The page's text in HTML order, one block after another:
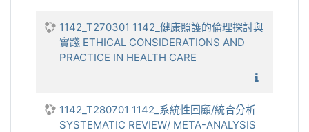
1142_T270301 1142_健康照護的倫理探討與
實踐 ETHICAL CONSIDERATIONS AND
PRACTICE IN HEALTH CARE
1142_T280701 1142_系統性回顧/統合分析
SYSTEMATIC REVIEW/ META-ANALYSIS